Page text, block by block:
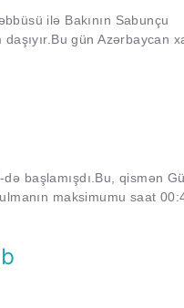
ilə Bakının Sabunçu
gün Azərbaycan
başlamışdı.Bu, qismən
maksimumu saat